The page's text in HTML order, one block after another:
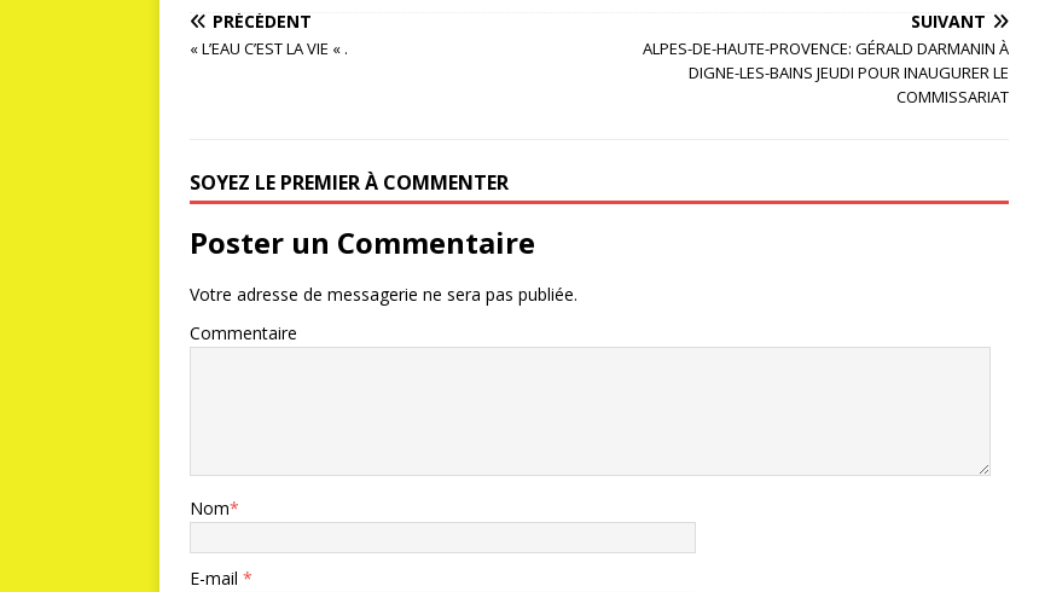
PRÉCÉDENT
« L’EAU C’EST LA VIE « .
SUIVANT
ALPES-DE-HAUTE-PROVENCE: GÉRALD DARMANIN À
DIGNE-LES-BAINS JEUDI POUR INAUGURER LE
COMMISSARIAT
SOYEZ LE PREMIER À COMMENTER
Poster un Commentaire
Votre adresse de messagerie ne sera pas publiée.
Commentaire
Nom*
E-mail *